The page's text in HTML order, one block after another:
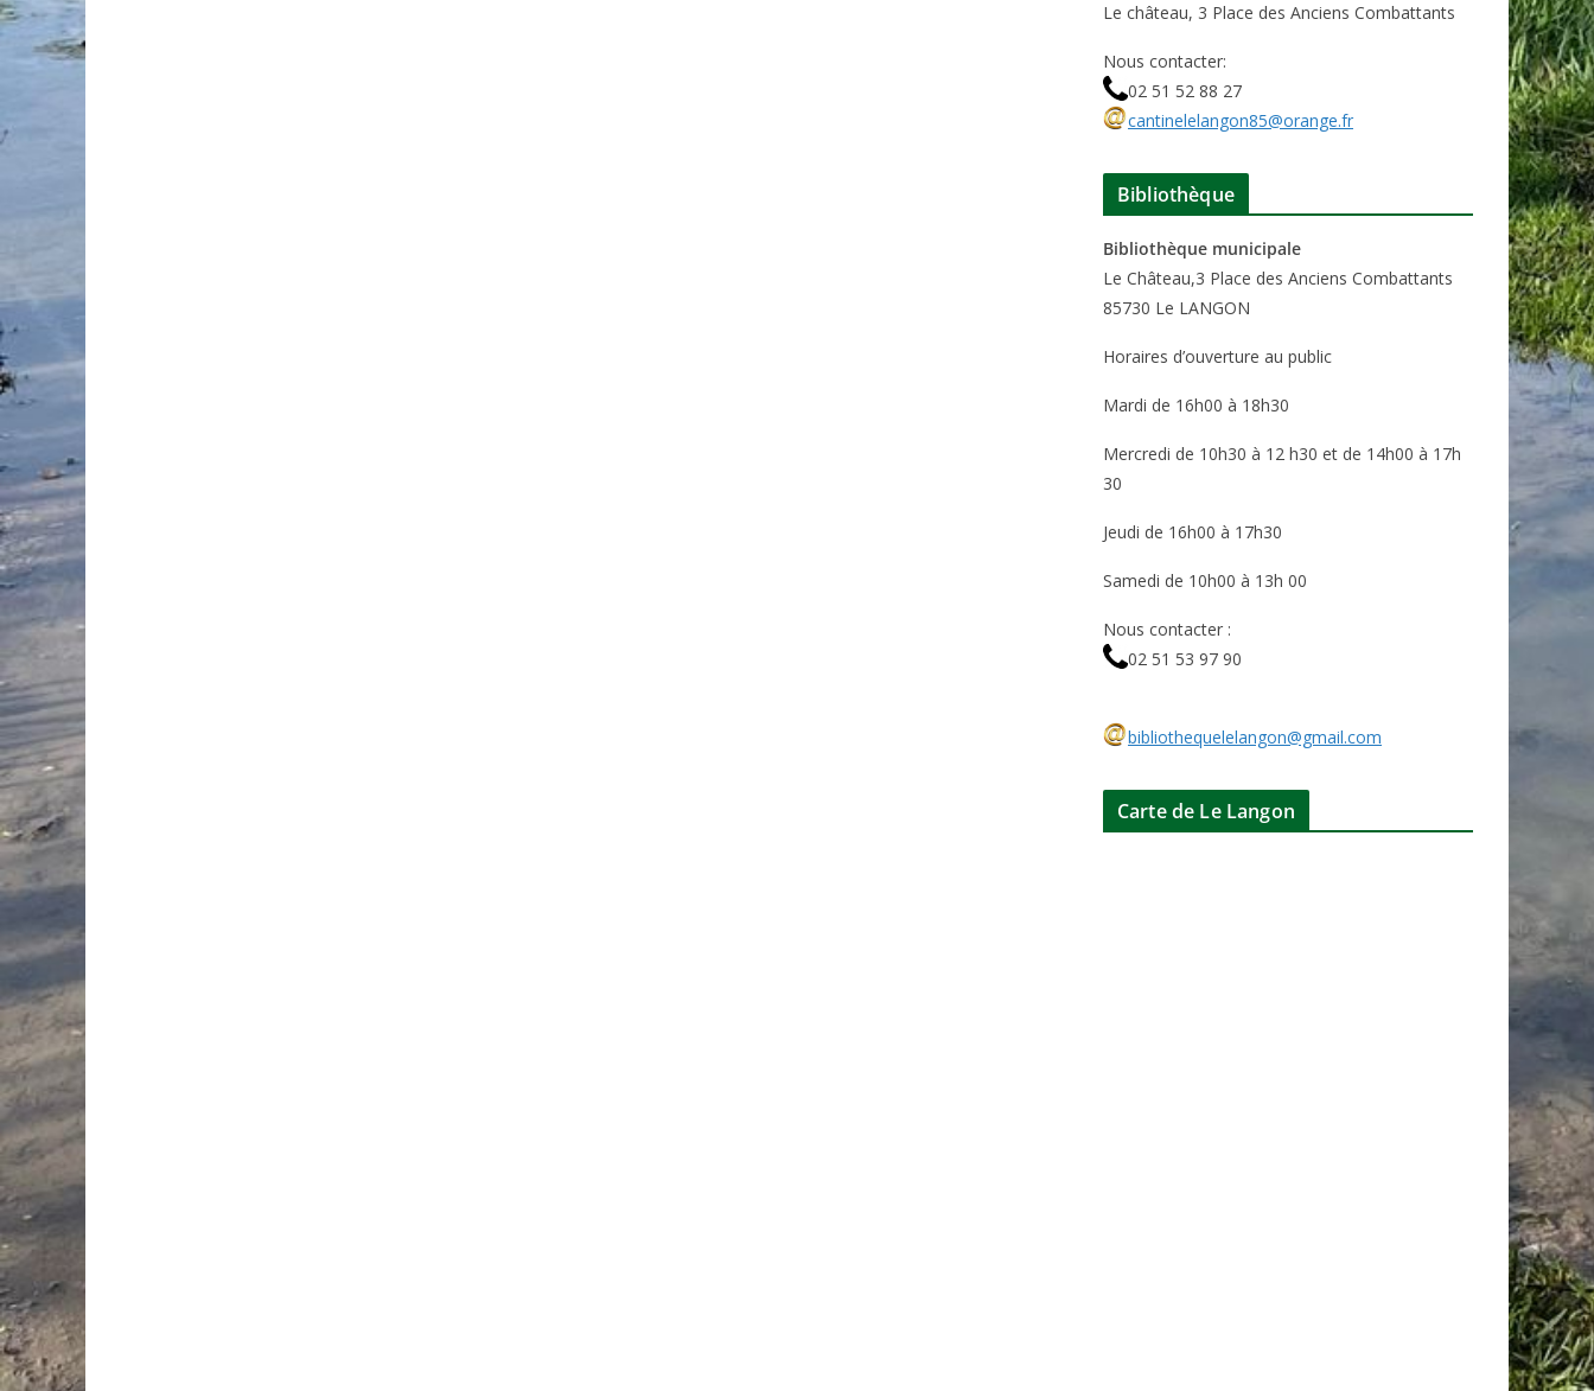
Le château, 3 Place des Anciens Combattants
Nous contacter:
02 51 52 88 27
cantinelelangon85@orange.fr
Bibliothèque
Bibliothèque municipale
Le Château,3 Place des Anciens Combattants
85730 Le LANGON
Horaires d’ouverture au public
Mardi de 16h00 à 18h30
Mercredi de 10h30 à 12 h30 et de 14h00 à 17h
30
Jeudi de 16h00 à 17h30
Samedi de 10h00 à 13h 00
Nous contacter :
02 51 53 97 90
bibliothequelelangon@gmail.com
Carte de Le Langon